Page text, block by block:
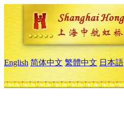
English 简体中文 繁體中文 日本語